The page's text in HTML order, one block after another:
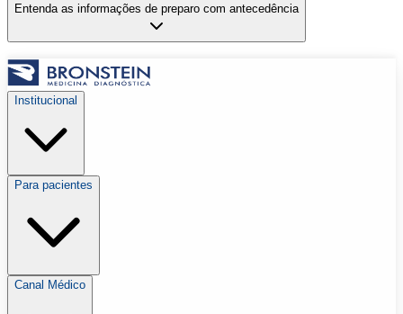
Entenda as informações de preparo com antecedência
Institucional
Para pacientes
Canal Médico